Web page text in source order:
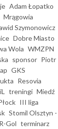
Adam Łopatko
Mrągowia
Szymonowicz
Dobre Miasto
Wola WMZPN
sponsor Piotr
GKS
Resovia
treningi Miedź
III liga
Stomil Olsztyn -
R-Gol terminarz